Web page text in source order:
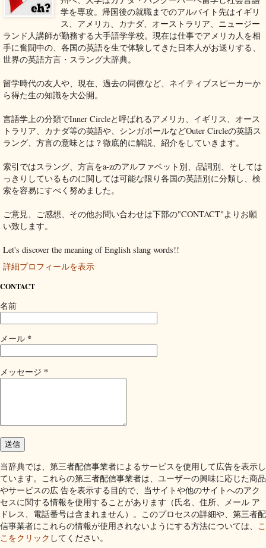
学を専攻。帰国後の就職までのアルバイト先はイギリ
ス、アメリカ、カナダ、オーストラリア、ニュージー
ランド人講師が勤務する大手語学学校。現在は仕事でアメリカ人を相
手に奮闘中の、各国の英語を生で体験してきた日本人がお送りする、
世界の英語方言・スラング大辞典。
留学時代の友人や、現在、過去の同僚など、ネイティブスピーカーか
ら得た生の知識を大公開。
言語学上の分類でInner Circleと呼ばれるアメリカ、イギリス、オース
トラリア、カナダ等の英語や、シンガポールなどOuter Circleの英語ス
ラング、方言の意味とは？徹底的に解説、紹介をしていきます。
索引ではスラング、方言をa-zのアルファベット別、品詞別、そしては
っきりしているものに関しては可能な限り各国の英語別に分類し、検
索を容易にすべく努めました。
ご意見、ご感想、その他お問い合わせは下部の"CONTACT"よりお願
い致します。
Let's discover the meaning of English slang words!!
詳細プロフィールを表示
CONTACT
名前
メール *
メッセージ *
当辞典では、第三者配信事業者によるサービスを使用して広告を表示し
ています。これらの第三者配信事業者は、ユーザーの興味に応じた商品
やサービスの広 告を表示する目的で、当サイトや他のサイトへのアク
セスに関する情報を使用することがあります（氏名、住所、メール ア
ドレス、電話番号は含まれません）。このプロセスの詳細や、第三者配
信事業者にこれらの情報が使用されないようにする方法については、
こ
こをクリック してください。